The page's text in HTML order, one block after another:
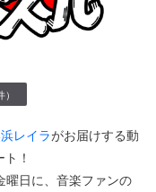
レイラがお届けする動
！
曜日に、音楽ファンの